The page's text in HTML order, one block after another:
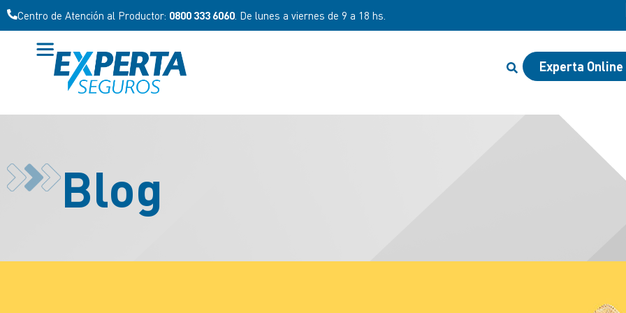
Centro de Atención al Productor: 0800 333 6060 . De lunes a viernes de 9 a 18 hs.
Experta Online
Blog